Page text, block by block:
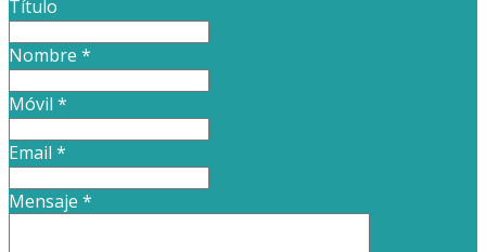
Título
Nombre *
Móvil *
Email *
Mensaje *